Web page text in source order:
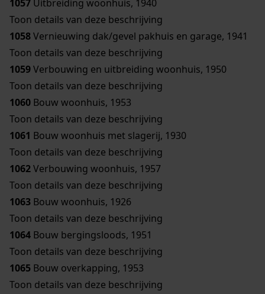
1057 Uitbreiding woonhuis, 1940
Toon details van deze beschrijving
1058Vernieuwing dak/gevel pakhuis en garage, 1941
Toon details van deze beschrijving
1059Verbouwing en uitbreiding woonhuis, 1950
Toon details van deze beschrijving
1060 Bouw woonhuis, 1953
Toon details van deze beschrijving
1061 Bouw woonhuis met slagerij, 1930
Toon details van deze beschrijving
1062Verbouwing woonhuis, 1957
Toon details van deze beschrijving
1063 Bouw woonhuis, 1926
Toon details van deze beschrijving
1064 Bouw bergingsloods, 1951
Toon details van deze beschrijving
1065 Bouw overkapping, 1953
Toon details van deze beschrijving